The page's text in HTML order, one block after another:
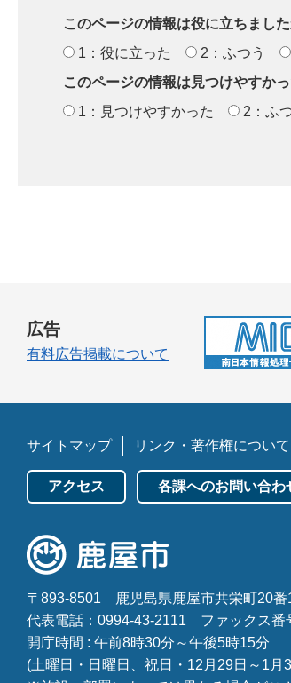
このページの情報は役に立ちました
1：役に立った
2：ふつう
このページの情報は見つけやすか
1：見つけやすかった
2：ふ
広告
有料広告掲載について
サイトマップ リンク・著作権について
アクセス 各課へのお問い合わ
〒893-8501
鹿児島県鹿屋市共栄町20番
代表電話：0994-43-2111
ファックス番
開庁時間 : 午前8時30分～午後5時15分
(土曜日・日曜日、祝日・12月29日～1月